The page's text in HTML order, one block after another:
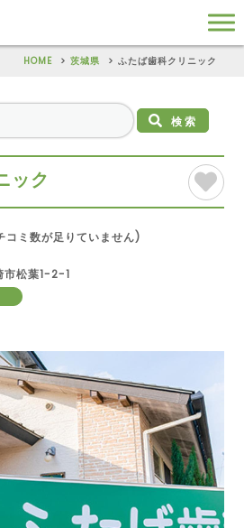
HOME 茨城県 ふたば歯科クリニック
検索
ック
ミ数が足りていません)
松葉1-2-1